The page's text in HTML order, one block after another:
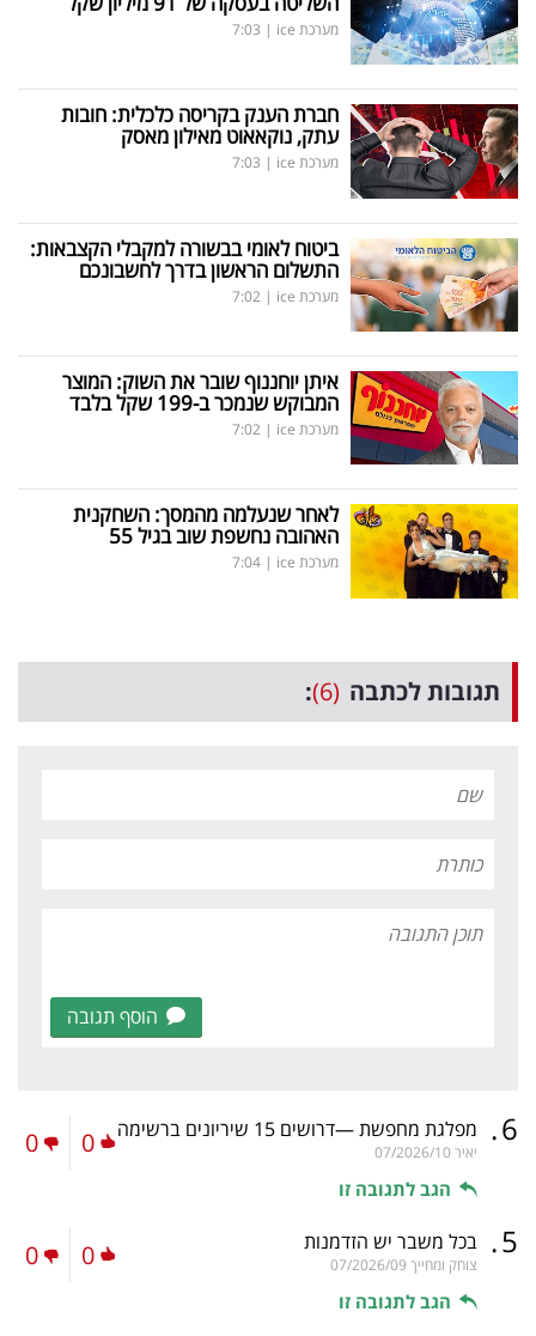
מערכת ice |
7:03
חברת הענק בקריסה כלכלית: חובות
עתק, נוקאאוט מאילון מאסק
מערכת ice |
7:03
ביטוח לאומי בבשורה למקבלי הקצבאות:
התשלום הראשון בדרך לחשבונכם
מערכת ice |
7:02
איתן יוחננוף שובר את השוק: המוצר
המבוקש שנמכר ב-199 שקל בלבד
מערכת ice |
7:02
לאחר שנעלמה מהמסך: השחקנית
האהובה נחשפת שוב בגיל 55
מערכת ice |
7:04
תגובות לכתבה (6)
:
הוסף תגובה
6
. מפלגת מחפשת —דרושים 15 שיריונים ברשימה
יאיר 07/2026/10
הגב לתגובה זו
0
0
5
. בכל משבר יש הזדמנות
צוחק ומחייך 07/2026/09
הגב לתגובה זו
0
0